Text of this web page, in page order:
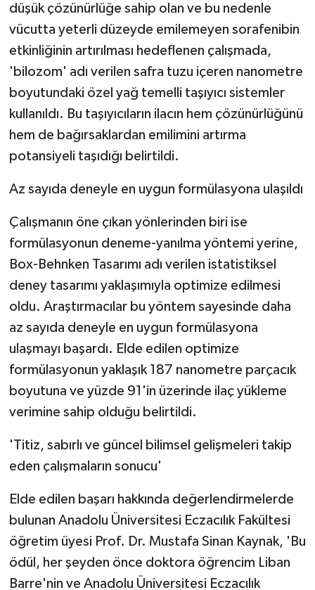
düşük çözünürlüğe sahip olan ve bu nedenle
vücutta yeterli düzeyde emilemeyen sorafenibin
etkinliğinin artırılması hedeflenen çalışmada,
'bilozom' adı verilen safra tuzu içeren nanometre
boyutundaki özel yağ temelli taşıyıcı sistemler
kullanıldı. Bu taşıyıcıların ilacın hem çözünürlüğünü
hem de bağırsaklardan emilimini artırma
potansiyeli taşıdığı belirtildi.
Az sayıda deneyle en uygun formülasyona ulaşıldı
Çalışmanın öne çıkan yönlerinden biri ise
formülasyonun deneme-yanılma yöntemi yerine,
Box-Behnken Tasarımı adı verilen istatistiksel
deney tasarımı yaklaşımıyla optimize edilmesi
oldu. Araştırmacılar bu yöntem sayesinde daha
az sayıda deneyle en uygun formülasyona
ulaşmayı başardı. Elde edilen optimize
formülasyonun yaklaşık 187 nanometre parçacık
boyutuna ve yüzde 91'in üzerinde ilaç yükleme
verimine sahip olduğu belirtildi.
'Titiz, sabırlı ve güncel bilimsel gelişmeleri takip
eden çalışmaların sonucu'
Elde edilen başarı hakkında değerlendirmelerde
bulunan Anadolu Üniversitesi Eczacılık Fakültesi
öğretim üyesi Prof. Dr. Mustafa Sinan Kaynak, 'Bu
ödül, her şeyden önce doktora öğrencim Liban
Barre'nin ve Anadolu Üniversitesi Eczacılık